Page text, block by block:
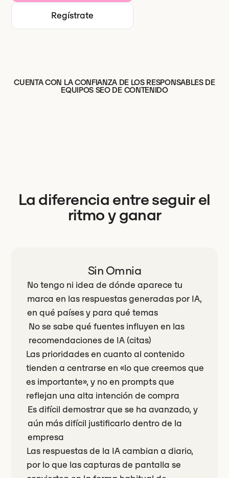
Regístrate
CUENTA CON LA CONFIANZA DE LOS RESPONSABLES DE
EQUIPOS SEO DE CONTENIDO
La diferencia entre seguir el
ritmo y ganar
Sin Omnia
No tengo ni idea de dónde aparece tu
marca en las respuestas generadas por IA,
en qué países y para qué temas
No se sabe qué fuentes influyen en las
recomendaciones de IA (citas)
Las prioridades en cuanto al contenido
tienden a centrarse en «lo que creemos que
es importante», y no en prompts que
reflejan una alta intención de compra
Es difícil demostrar que se ha avanzado, y
aún más difícil justificarlo dentro de la
empresa
Las respuestas de la IA cambian a diario,
por lo que las capturas de pantalla se